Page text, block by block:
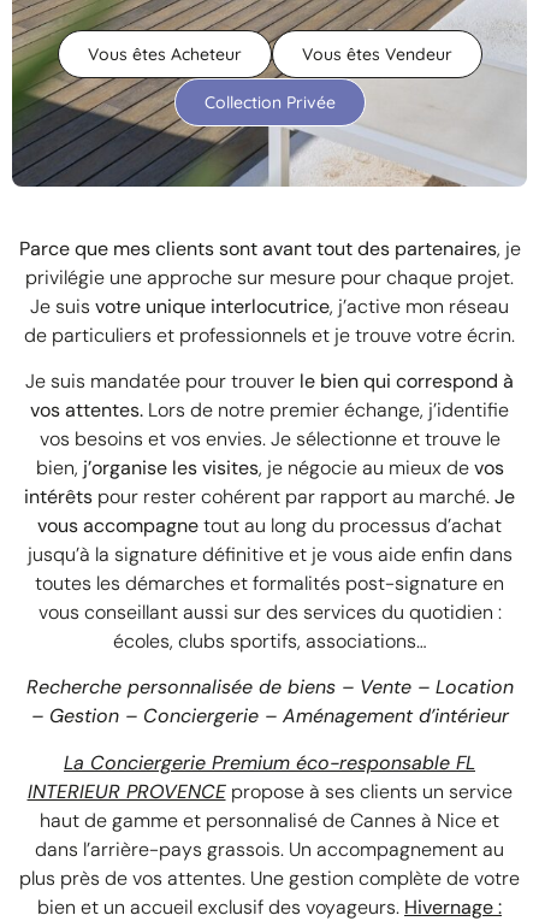
Vous êtes Acheteur Vous êtes Vendeur
Collection Privée
Parce que mes clients sont avant tout des partenaires, je
privilégie une approche sur mesure pour chaque projet.
Je suis votre unique interlocutrice, j’active mon réseau
de particuliers et professionnels et je trouve votre écrin.
Je suis mandatée pour trouver le bien qui correspond à
vos attentes. Lors de notre premier échange, j’identifie
vos besoins et vos envies. Je sélectionne et trouve le
bien, j’organise les visites, je négocie au mieux devos
intérêts pour rester cohérent par rapport au marché.Je
vous accompagnetout au long du processus d’achat
jusqu’à la signature définitive et je vous aide enfin dans
toutes les démarches et formalités post-signature en
vous conseillant aussi sur des services du quotidien :
écoles, clubs sportifs, associations…
Recherche personnalisée de biens – Vente – Location
– Gestion – Conciergerie – Aménagement d’intérieur
La Conciergerie Premium éco-responsable FL
INTERIEUR PROVENCEpropose à ses clients un service
haut de gamme et personnalisé de Cannes à Nice et
dans l’arrière-pays grassois. Un accompagnement au
plus près de vos attentes. Une gestion complète de votre
bien et un accueil exclusif des voyageurs. Hivernage :